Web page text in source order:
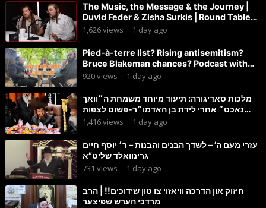
The Music, the Message & the Journey |
Duvid Feder & Zisha Surkis | Round Table
#11
1,626views · 1 day ago
Pied-à-terre list? Rising antisemitism?
Bruce Blakeman chances? Podcast with
Councilman David Carr!
920views · 1 day ago
מלכות סאדיגורה: תיעוד מיוחד משמחת ה״וואך
נאכט״ אחרי לידת בן האדמו״ר-פשוט לצפות
ולהנות
1,416views · 1 day ago
עזרי מעם ה’ – לשדך הבנים והבנות – ר׳ יוסף חיים
גרינוואלד שליט”א
731 views · 1 day ago
חיזוק און הדרכה וויאזוי צו טון שידוכים!! | הרב
מרדכי הערש שפיצער